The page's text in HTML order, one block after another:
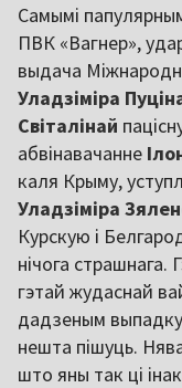
Самымі
ПВК «Вагнер»,
выдача
Уладзіміра
Світалінай
абвінавачанне
каля Крыму,
Уладзіміра
Курскую і
нічога
гэтай жудаснай
дадзеным
нешта пішуць.
што яны так ці